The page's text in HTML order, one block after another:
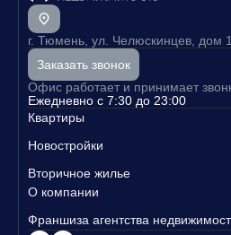
г. Тюмень, ул. Челюскинцев, дом
Заказать звонок
Офис работает и принимает
Ежедневно с 7:30 до 23:00
Квартиры
Новостройки
Вторичное жилье
О компании
Франшиза агентства